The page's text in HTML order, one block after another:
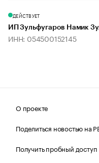
ДЕЙСТВУЕТ
ИП Зульфугаров Намик
ИНН: 054500152145
О проекте
Поделиться новостью на
Получить пробный доступ